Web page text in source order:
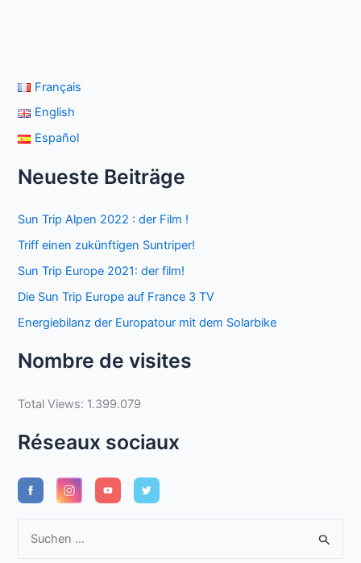
Français
English
Español
Neueste Beiträge
Sun Trip Alpen 2022 : der Film !
Triff einen zukünftigen Suntriper!
Sun Trip Europe 2021: der film!
Die Sun Trip Europe auf France 3 TV
Energiebilanz der Europatour mit dem Solarbike
Nombre de visites
Total Views: 1.399.079
Réseaux sociaux